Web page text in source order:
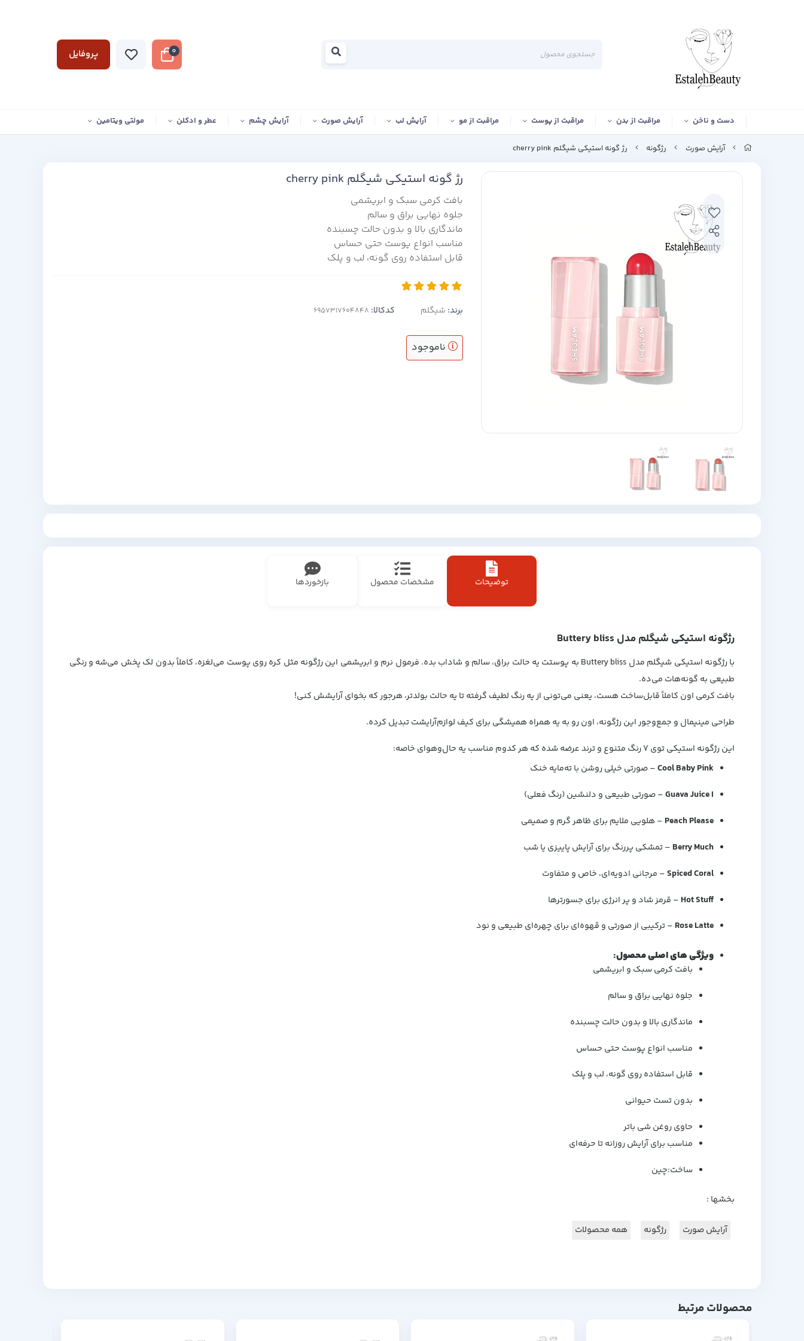
0 پروفایل
دست و ناخن مراقبت از بدن مراقبت از پوست مراقبت از مو آرایش لب آرایش صورت آرایش چشم عطر و ادکلن مولتی ویتامین
آرایش صورت رژگونه رژ گونه استیکی شیگلم cherry pink
رژ گونه استیکی شیگلم cherry pink
بافت کرمی سبک و ابریشمی
جلوه نهایی براق و سالم
ماندگاری بالا و بدون حالت چسبنده
مناسب انواع پوست حتی حساس
قابل استفاده روی گونه، لب و پلک
برند: شیگلم کدکالا:
ناموجود
توضیحات مشخصات محصول بازخوردها
رژگونه استیکی شیگلم مدل Buttery bliss
با رژگونه استیکی شیگلم مدل Buttery bliss به پوستت یه حالت براق، سالم و شاداب بده. فرمول نرم و ابریشمی این رژگونه مثل کره روی پوست می‌لغزه، کاملاً بدون لک پخش می‌شه و رنگی
طبیعی به گونه‌هات می‌ده.
بافت کرمی اون کاملاً قابل‌ساخت هست، یعنی می‌تونی از یه رنگ لطیف گرفته تا یه حالت بولدتر، هرجور که بخوای آرایشش کنی!
طراحی مینیمال و جمع‌وجور این رژگونه، اون رو به یه همراه همیشگی برای کیف لوازم‌آرایشت تبدیل کرده.
این رژگونه استیکی توی ۷ رنگ متنوع و ترند عرضه شده که هر کدوم مناسب یه حال‌وهوای خاصه:
Cool Baby Pink– صورتی خیلی روشن با ته‌مایه خنک
Guava Juice I– صورتی طبیعی و دلنشین (رنگ فعلی)
Peach Please – هلویی ملایم برای ظاهر گرم و صمیمی
Berry Much – تمشکی پررنگ برای آرایش پاییزی یا شب
Spiced Coral– مرجانی ادویه‌ای، خاص و متفاوت
Hot Stuff – قرمز شاد و پر انرژی برای جسورترها
Rose Latte – ترکیبی از صورتی و قهوه‌ای برای چهره‌ای طبیعی و نود
ویژگی های اصلی محصول:
بافت کرمی سبک و ابریشمی
جلوه نهایی براق و سالم
ماندگاری بالا و بدون حالت چسبنده
مناسب انواع پوست حتی حساس
قابل استفاده روی گونه، لب و پلک
بدون تست حیوانی
حاوی روغن شی باتر
مناسب برای آرایش روزانه تا حرفه‌ای
ساخت:چین
بخشها :
آرایش صورت رژگونه همه محصولات
محصولات مرتبط